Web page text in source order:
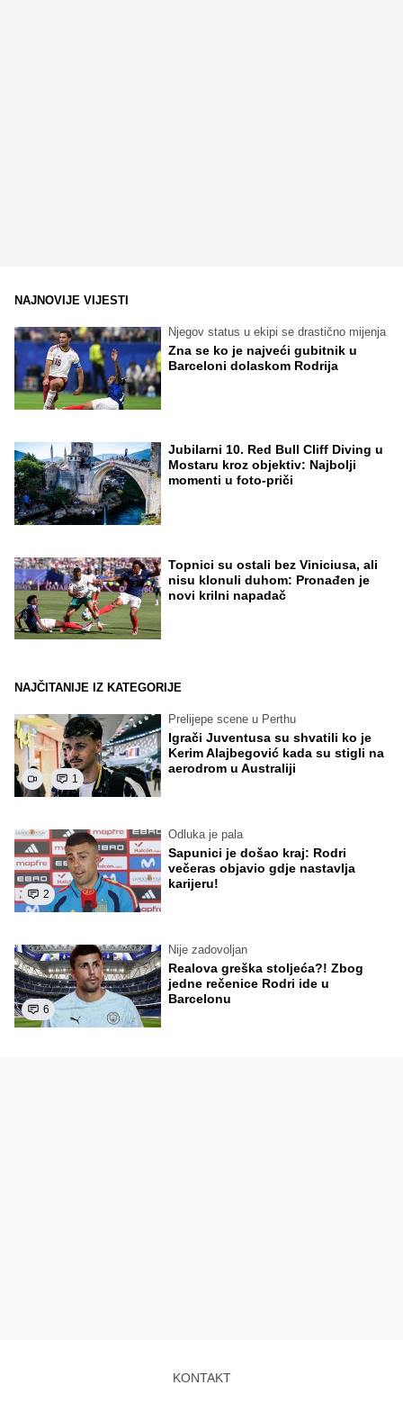
NAJNOVIJE VIJESTI
Njegov status u ekipi se drastično mijenja
Zna se ko je najveći gubitnik u
Barceloni dolaskom Rodrija
Jubilarni 10. Red Bull Cliff Diving u
Mostaru kroz objektiv: Najbolji
momenti u foto-priči
Topnici su ostali bez Viniciusa, ali
nisu klonuli duhom: Pronađen je
novi krilni napadač
NAJČITANIJE IZ KATEGORIJE
1
Prelijepe scene u Perthu
Igrači Juventusa su shvatili ko je
Kerim Alajbegović kada su stigli na
aerodrom u Australiji
2
Odluka je pala
Sapunici je došao kraj: Rodri
večeras objavio gdje nastavlja
karijeru!
6
Nije zadovoljan
Realova greška stoljeća?! Zbog
jedne rečenice Rodri ide u
Barcelonu
KONTAKT